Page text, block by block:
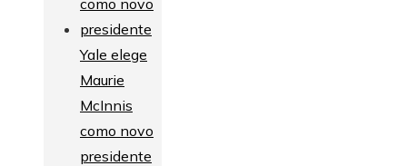
Yale elege
Maurie
McInnis
como novo
presidente